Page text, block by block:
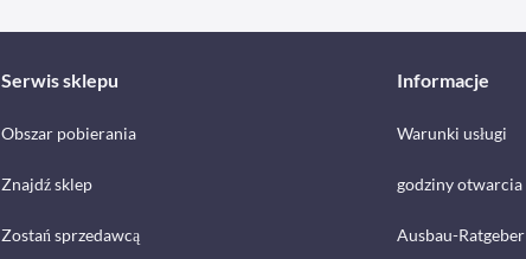
Serwis sklepu
Obszar pobierania
Znajdź sklep
Zostań sprzedawcą
Informacje
Warunki usługi
godziny otwarcia
Ausbau-Ratgeber